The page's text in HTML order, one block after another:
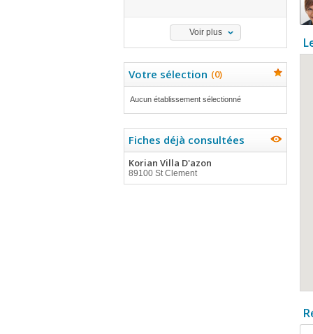
Voir plus
Votre sélection (0)
Aucun établissement sélectionné
Fiches déjà consultées
Korian Villa D'azon
89100 St Clement